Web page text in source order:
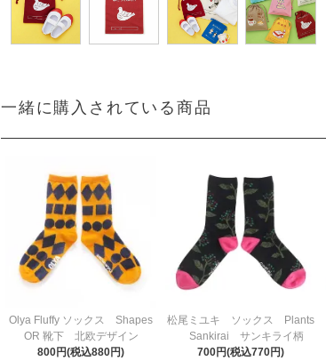
一緒に購入されている商品
Olya Fluffy ソックス Shapes
OR 靴下 北欧デザイン
800円(税込880円)
松尾ミユキ ソックス Plants
Sankirai サンキライ柄
700円(税込770円)